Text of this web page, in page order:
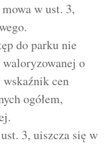
w ust. 3,
do parku nie
waloryzowanej o
cen
ogółem,
3, uiszcza się w